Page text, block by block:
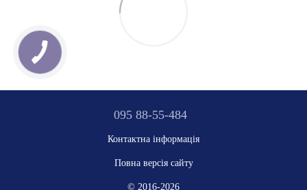
095 88-55-484
Контактна інформація
Повна версія сайту
© 2016-2026